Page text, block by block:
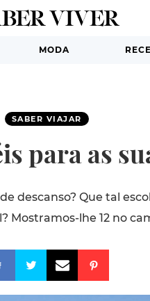
MODA
SABER VIAJAR
para as
descanso? Que tal
Mostramos-lhe 12 no